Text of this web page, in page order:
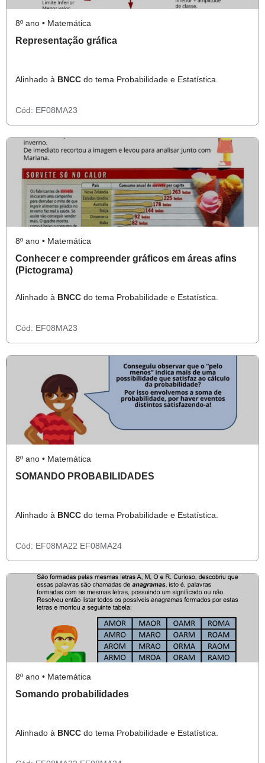
8º ano • Matemática
Representação gráfica
Alinhado à BNCC do tema Probabilidade e Estatística.
Cód: EF08MA23
8º ano • Matemática
Conhecer e compreender gráficos em áreas afins
(Pictograma)
Alinhado à BNCC do tema Probabilidade e Estatística.
Cód: EF08MA23
8º ano • Matemática
SOMANDO PROBABILIDADES
Alinhado à BNCC do tema Probabilidade e Estatística.
Cód: EF08MA22 EF08MA24
8º ano • Matemática
Somando probabilidades
Alinhado à BNCC do tema Probabilidade e Estatística.